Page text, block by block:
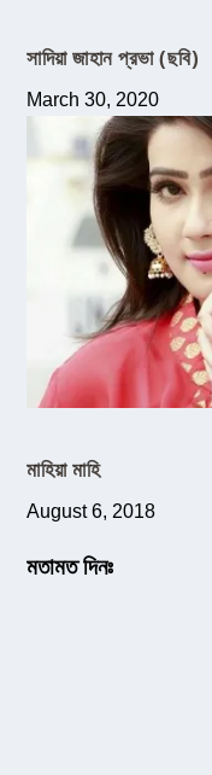
সাদিয়া জাহান প্রভা (ছবি)
March 30, 2020
মাহিয়া মাহি
August 6, 2018
মতামত দিনঃ